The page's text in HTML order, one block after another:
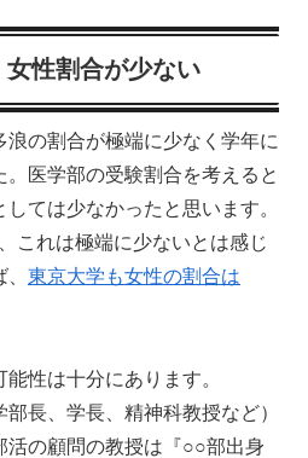
女性割合が少ない
の割合が極端に少なく学年に
医学部の受験割合を考えると
ては少なかったと思います。
これは極端に少ないとは感じ
東京大学も女性の割合は
性は十分にあります。
長、学長、精神科教授など）
活の顧問の教授は『○○部出身